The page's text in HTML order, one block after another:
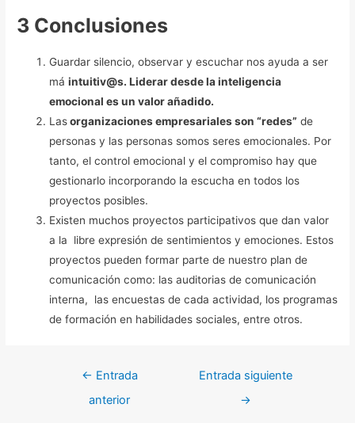
3 Conclusiones
Guardar silencio, observar y escuchar nos ayuda a ser
máintuitiv@s. Liderar desde la inteligencia
emocional es un valor añadido.
Lasorganizaciones empresariales son “redes” de
personas y las personas somos seres emocionales. Por
tanto, el control emocional y el compromiso hay que
gestionarlo incorporando la escucha en todos los
proyectos posibles.
Existen muchos proyectos participativos que dan valor
a la libre expresión de sentimientos y emociones. Estos
proyectos pueden formar parte de nuestro plan de
comunicación como: las auditorias de comunicación
interna, las encuestas de cada actividad, los programas
de formación en habilidades sociales, entre otros.
← Entrada
anterior
Entrada siguiente
→